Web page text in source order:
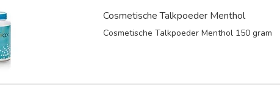
Cosmetische Talkpoeder Menthol
Cosmetische Talkpoeder Menthol 150 gram